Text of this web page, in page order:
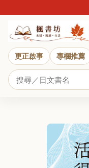
更正啟事 專欄推薦